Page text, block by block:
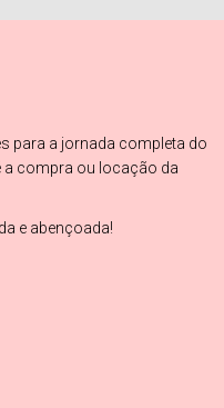
para a jornada completa do
a compra ou locação da
e abençoada!